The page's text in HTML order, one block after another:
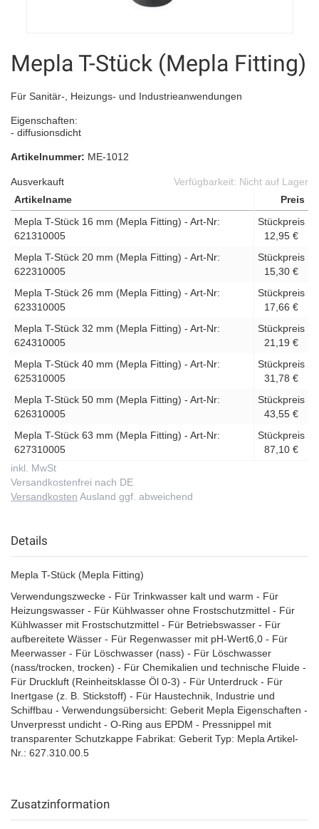
Mepla T-Stück (Mepla Fitting)
Für Sanitär-, Heizungs- und Industrieanwendungen
Eigenschaften:
- diffusionsdicht
Artikelnummer: ME-1012
Verfügbarkeit: Nicht auf Lager
Ausverkauft
Artikelname
Preis
Mepla T-Stück 16 mm (Mepla Fitting) - Art-Nr:
621310005
Stückpreis
12,95 €
Mepla T-Stück 20 mm (Mepla Fitting) - Art-Nr:
622310005
Stückpreis
15,30 €
Mepla T-Stück 26 mm (Mepla Fitting) - Art-Nr:
623310005
Stückpreis
17,66 €
Mepla T-Stück 32 mm (Mepla Fitting) - Art-Nr:
624310005
Stückpreis
21,19 €
Mepla T-Stück 40 mm (Mepla Fitting) - Art-Nr:
625310005
Stückpreis
31,78 €
Mepla T-Stück 50 mm (Mepla Fitting) - Art-Nr:
626310005
Stückpreis
43,55 €
Mepla T-Stück 63 mm (Mepla Fitting) - Art-Nr:
627310005
Stückpreis
87,10 €
inkl. MwSt
Versandkostenfrei nach DE
Versandkosten Ausland ggf. abweichend
Details
Mepla T-Stück (Mepla Fitting)
Verwendungszwecke - Für Trinkwasser kalt und warm - Für
Heizungswasser - Für Kühlwasser ohne Frostschutzmittel - Für
Kühlwasser mit Frostschutzmittel - Für Betriebswasser - Für
aufbereitete Wässer - Für Regenwasser mit pH-Wert6,0 - Für
Meerwasser - Für Löschwasser (nass) - Für Löschwasser
(nass/trocken, trocken) - Für Chemikalien und technische Fluide -
Für Druckluft (Reinheitsklasse Öl 0-3) - Für Unterdruck - Für
Inertgase (z. B. Stickstoff) - Für Haustechnik, Industrie und
Schiffbau - Verwendungsübersicht: Geberit Mepla Eigenschaften -
Unverpresst undicht - O-Ring aus EPDM - Pressnippel mit
transparenter Schutzkappe Fabrikat: Geberit Typ: Mepla Artikel-
Nr.: 627.310.00.5
Zusatzinformation